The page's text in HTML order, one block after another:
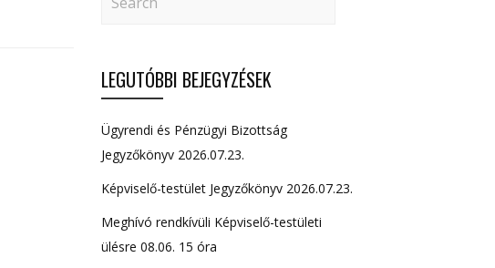
LEGUTÓBBI BEJEGYZÉSEK
Ügyrendi és Pénzügyi Bizottság
Jegyzőkönyv 2026.07.23.
Képviselő-testület Jegyzőkönyv 2026.07.23.
Meghívó rendkívüli Képviselő-testületi
ülésre 08.06. 15 óra